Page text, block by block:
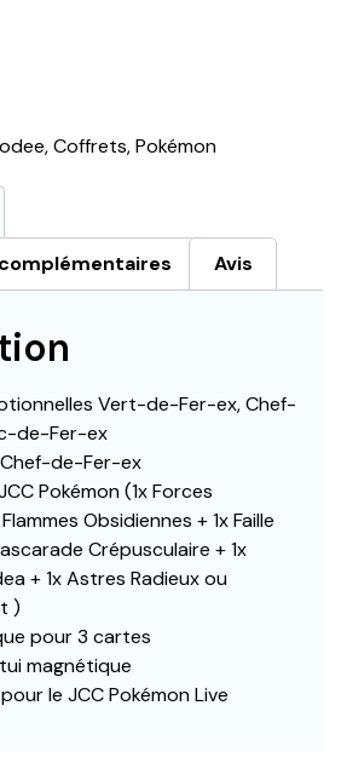
,Coffrets,Pokémon
Avis
Vert-de-Fer-ex, Chef-
de-Fer-ex
de-Fer-ex
Pokémon (1x Forces
Obsidiennes + 1x Faille
Crépusculaire + 1x
+ 1x Astres Radieux ou
)
pour 3 cartes
magnétique
le JCC Pokémon Live